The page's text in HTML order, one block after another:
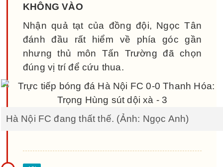
KHÔNG VÀO
Nhận quả tạt của đồng đội, Ngọc Tân
đánh đầu rất hiểm về phía góc gần
nhưng thủ môn Tấn Trường đã chọn
đúng vị trí để cứu thua.
Hà Nội FC đang thất thế. (Ảnh: Ngọc Anh)